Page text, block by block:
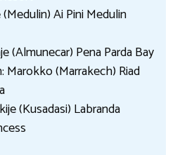
Ai Pini Medulin
(Almunecar) Pena Parda Bay
Marokko (Marrakech) Riad
(Kusadasi) Labranda